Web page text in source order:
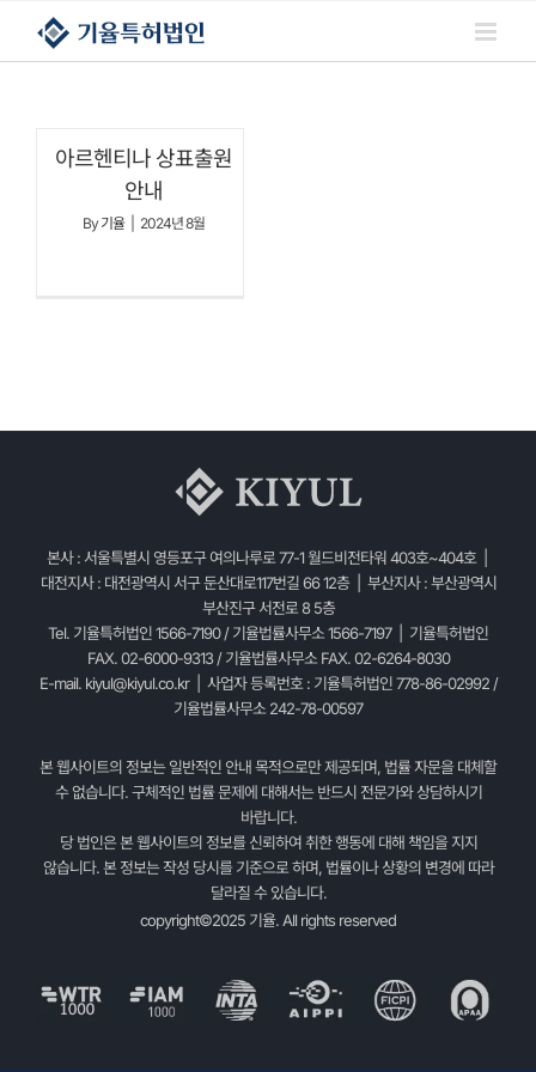
콘텐츠로
건너뛰기
아르헨티나 상표출원
안내
By기율 2024년 8월
본사 : 서울특별시 영등포구 여의나루로 77-1 월드비전타워 403호~404호 |
대전지사 : 대전광역시 서구 둔산대로117번길 66 12층 | 부산지사 : 부산광역시
부산진구 서전로 8 5층
Tel. 기율특허법인 1566-7190 / 기율법률사무소 1566-7197 | 기율특허법인
FAX. 02-6000-9313 / 기율법률사무소 FAX. 02-6264-8030
E-mail. kiyul@kiyul.co.kr| 사업자 등록번호 : 기율특허법인 778-86-02992 /
기율법률사무소 242-78-00597
본 웹사이트의 정보는 일반적인 안내 목적으로만 제공되며, 법률 자문을 대체할
수 없습니다. 구체적인 법률 문제에 대해서는 반드시 전문가와 상담하시기
바랍니다.
당 법인은 본 웹사이트의 정보를 신뢰하여 취한 행동에 대해 책임을 지지
않습니다. 본 정보는 작성 당시를 기준으로 하며, 법률이나 상황의 변경에 따라
달라질 수 있습니다.
copyright©2025 기율. All rights reserved